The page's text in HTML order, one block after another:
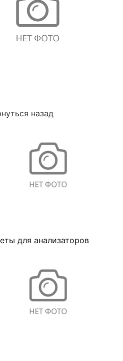
назад
для анализаторов